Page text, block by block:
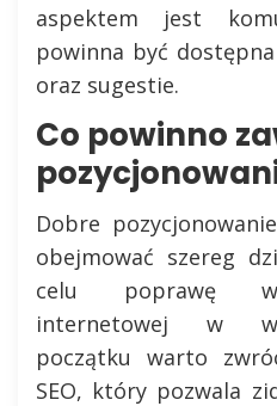
aspektem jest
powinna być
oraz sugestie.
Co powinno
Dobre
obejmować szereg
celu poprawę
internetowej w
początku warto
SEO, który pozwala